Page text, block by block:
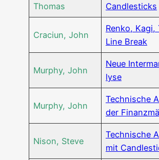
Thomas
Candlesticks
Cra­ci­un, John
Ren­ko, Kagi,
Line Break
Mur­phy, John
Neue
ly­se
Mur­phy, John
Tech­ni­sche
der
Nison, Ste­ve
Tech­ni­sche
mit